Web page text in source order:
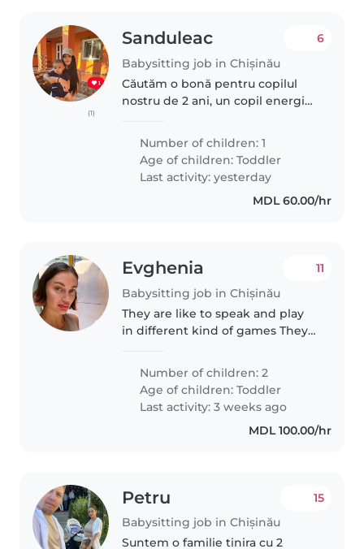
(1)
Sanduleac
Babysitting job in Chișinău
6
Căutăm o bonă pentru copilul
nostru de 2 ani, un copil energic
persoană de încredere care să se
ocupe de el în timp ce suntem
plecați. Copilul nostru..
Number of children: 1
Age of children:Toddler
Last activity: yesterday
MDL 60.00/hr
Evghenia
Babysitting job in Chișinău
11
They are like to speak and play
in different kind of games They
explain all them interested
Number of children: 2
Age of children:Toddler
Last activity: 3 weeks ago
MDL 100.00/hr
Petru
Babysitting job in Chișinău
15
Suntem o familie tinira cu 2